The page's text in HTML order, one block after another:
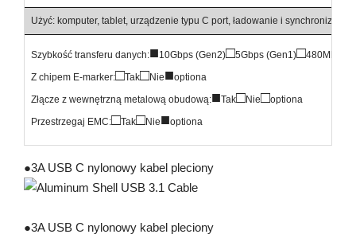
Użyć: komputer, tablet, urządzenie typu C port, ładowanie i synchronizacja
Szybkość transferu danych:■10Gbps (Gen2)□5Gbps (Gen1)□480Mbps
Z chipem E-marker:□Tak□Nie■optiona
Złącze z wewnętrzną metalową obudową:■Tak□Nie□optiona
Przestrzegaj EMC:□Tak□Nie■optiona
●3A USB C nylonowy kabel pleciony
●3A USB C nylonowy kabel pleciony